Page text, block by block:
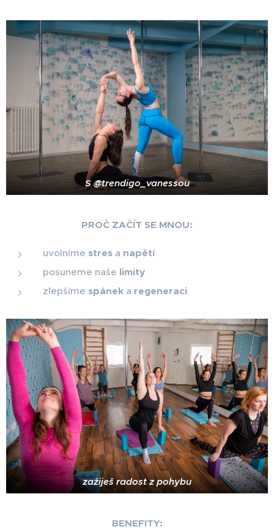
S @trendigo_vanessou
PROČ ZAČÍT SE MNOU:
uvolníme stres a napětí
posuneme naše limity
zlepšíme spánek a regeneraci
zažiješ radost z pohybu
BENEFITY: